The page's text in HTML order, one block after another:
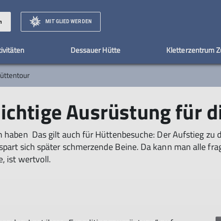
MITGLIED WERDEN
Kontakt
Geschäftsstelle
Vorstand
Statistisches
Dessauer Hütte
Information Dessauer Hütte
Reservierung
Belegungsplan
Kletterzentrum
10
Mountainbike
Lexikon des Mountainbikens
Das erste Mal im Sattel
Mountainbiken: 10
Empfehlungen
Alpenvereinshütten
Eine Nacht auf der Hütte
Alpenvereinshütten-Knigge
Hüttenmythen
Gepäckversicherung auf
Hütten
& Klimaschutz Naturverträglich
Ausrüstung für
haben Das gilt auch für Hüttenbesuche: Der Aufstieg
sich später schmerzende Beine. Da kann man alle
ist wertvoll.